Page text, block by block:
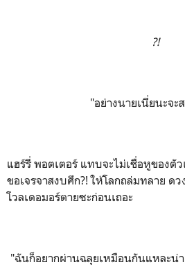
?!
"อย่างนายเนี่ยนะจะ
แฮร์รี่ พอตเตอร์ แทบจะไม่เชื่อหูของตัว
ขอเจรจาสงบศึก?! ให้โลกถล่มทลาย ด
โวลเดอมอร์ตายซะก่อนเถอะ
"ฉันก็อยากผ่านฉลุยเหมือนกันแหละน่